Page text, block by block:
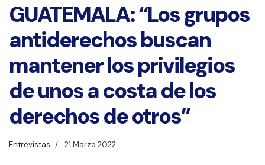
GUATEMALA: “Los grupos
antiderechos buscan
mantener los privilegios
de unos a costa de los
derechos de otros”
Entrevistas 21 Marzo 2022